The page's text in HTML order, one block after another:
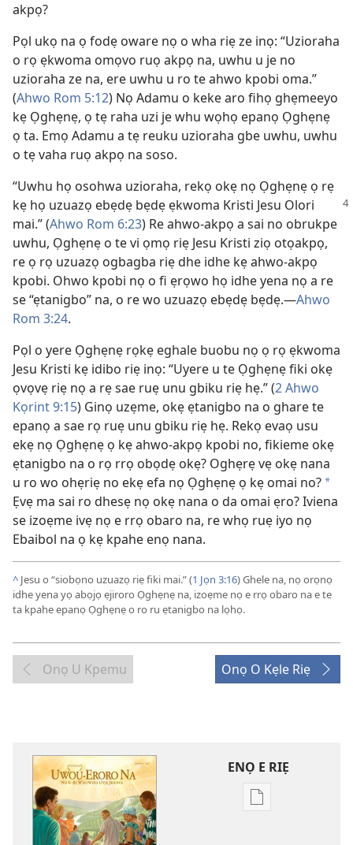
akpọ?
Pọl ukọ na ọ fodẹ oware nọ o wha riẹ ze inọ: “Uzioraha
o rọ ẹkwoma omọvo ruọ akpọ na, uwhu u je no
uzioraha ze na, ere uwhu u ro te ahwo kpobi oma.”
(Ahwo Rom 5:12) Nọ Adamu o keke aro fihọ ghẹmeeyo
kẹ Ọghẹnẹ, ọ tẹ raha uzi je whu wọhọ epanọ Ọghẹnẹ
ọ ta. Emọ Adamu a tẹ reuku uzioraha gbe uwhu, uwhu
o tẹ vaha ruọ akpọ na soso.
“Uwhu họ osohwa uzioraha, rekọ okẹ nọ Ọghẹnẹ ọ rẹ
kẹ họ uzuazọ ebẹdẹ bẹdẹ ẹkwoma Kristi Jesu Olori
mai.” (Ahwo Rom 6:23) Re ahwo-akpọ a sai no obrukpe
uwhu, Ọghẹnẹ o te vi ọmọ riẹ Jesu Kristi ziọ otọakpọ,
re ọ rọ uzuazọ ogbagba riẹ dhe idhe kẹ ahwo-akpọ
kpobi. Ohwo kpobi nọ o fi ẹrọwo họ idhe yena nọ a re
se “ẹtanigbo” na, o re wo uzuazọ ebẹdẹ bẹdẹ.​—Ahwo
Rom 3:24.
Pọl o yere Ọghẹnẹ rọkẹ eghale buobu nọ ọ rọ ẹkwoma
Jesu Kristi kẹ idibo riẹ inọ: “Uyere u te Ọghẹnẹ fiki okẹ
ọvọvẹ riẹ nọ a rẹ sae ruẹ unu gbiku riẹ hẹ.” (2 Ahwo
Kọrint 9:15) Ginọ uzẹme, okẹ ẹtanigbo na o ghare te
epanọ a sae rọ ruẹ unu gbiku riẹ hẹ. Rekọ evaọ usu
ekẹ nọ Ọghẹnẹ ọ kẹ ahwo-akpọ kpobi no, fikieme okẹ
ẹtanigbo na o rọ rrọ obọdẹ okẹ? Oghẹrẹ vẹ okẹ nana
u ro wo ohẹriẹ no ekẹ efa nọ Ọghẹnẹ ọ kẹ omai no? *
Ẹvẹ ma sai ro dhesẹ nọ okẹ nana o da omai ẹro? Iviena
se izoẹme ivẹ nọ e rrọ obaro na, re whọ ruẹ iyo nọ
Ebaibol na ọ kẹ kpahe enọ nana.
^ Jesu o “siobọno uzuazọ riẹ fiki mai.” (1 Jọn 3:16) Ghele na, nọ orọnọ
idhe yena yọ abọjọ ẹjiroro Ọghẹnẹ na, izoẹme nọ e rrọ obaro na e te
ta kpahe epanọ Ọghẹnẹ o ro ru ẹtanigbo na lọhọ.
Onọ U Kpemu Onọ O Kẹle Riẹ
ENỌ E RIẸ
Oghẹrẹ